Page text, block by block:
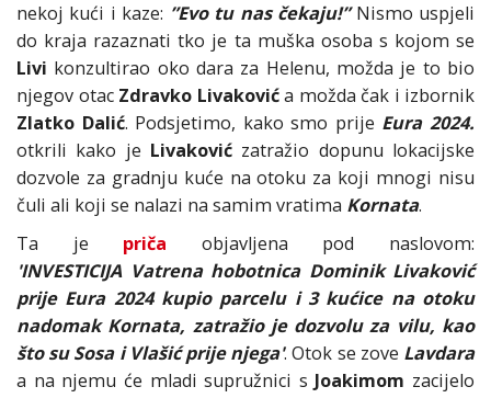
nekoj kući i kaze: ”Evo tu nas čekaju!”Nismo uspjeli
do kraja razaznati tko je ta muška osoba s kojom se
Livi konzultirao oko dara za Helenu, možda je to bio
njegov otac Zdravko Livakovića možda čak i izbornik
Zlatko Dalić. Podsjetimo, kako smo prije Eura 2024.
otkrili kako je Livaković zatražio dopunu lokacijske
dozvole za gradnju kuće na otoku za koji mnogi nisu
čuli ali koji se nalazi na samim vratima Kornata.
Ta je priča objavljena pod naslovom:
'INVESTICIJA Vatrena hobotnica Dominik Livaković
prije Eura 2024 kupio parcelu i 3 kućice na otoku
nadomak Kornata, zatražio je dozvolu za vilu, kao
što su Sosa i Vlašić prije njega'. Otok se zove Lavdara
a na njemu će mladi supružnici s Joakimom zacijelo